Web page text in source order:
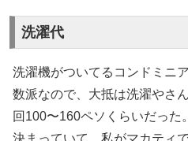
洗濯代
洗濯機がついてるコンドミニ
数派なので、大抵は洗濯やさ
回100〜160ペソくらいだっ
決まっていて、私がマカティ